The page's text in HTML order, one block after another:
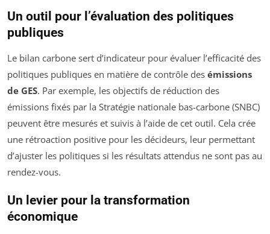
Un outil pour l’évaluation des politiques
publiques
Le bilan carbone sert d’indicateur pour évaluer l’efficacité des
politiques publiques en matière de contrôle des émissions
de GES. Par exemple, les objectifs de réduction des
émissions fixés par la Stratégie nationale bas-carbone (SNBC)
peuvent être mesurés et suivis à l’aide de cet outil. Cela crée
une rétroaction positive pour les décideurs, leur permettant
d’ajuster les politiques si les résultats attendus ne sont pas au
rendez-vous.
Un levier pour la transformation
économique